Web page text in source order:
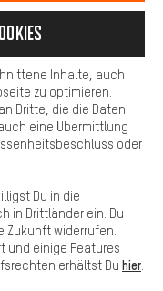
Möglichkeit zusätzliche
die richtigen Produkte zu
Chat-Funktion an, damit
werden können.
unsere Webseite
Inhalte, auch
zu optimieren.
Dritte, die die Daten
eine Übermittlung
oder
Du in die
in Drittländer ein. Du
Zukunft widerrufen.
und einige Features
erhältst Du hier